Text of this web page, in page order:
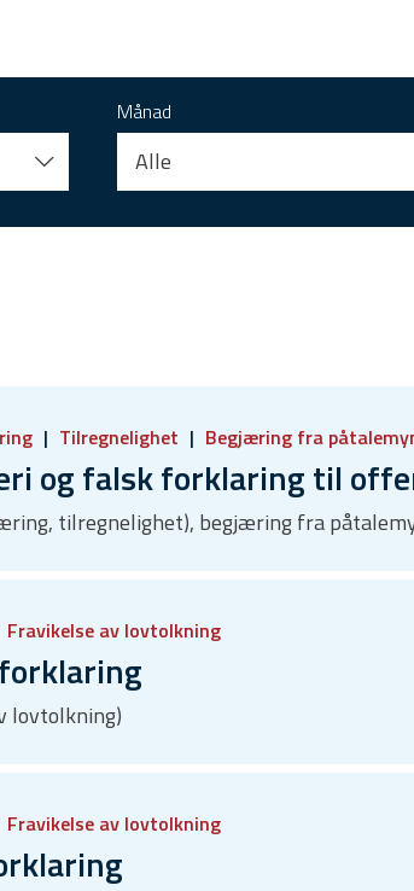
Månad
Alle
Tilregnelighet Begjæring fra
og falsk forklaring til
tilregnelighet), begjæring fra
Fravikelse av lovtolkning
lovtolkning)
Fravikelse av lovtolkning